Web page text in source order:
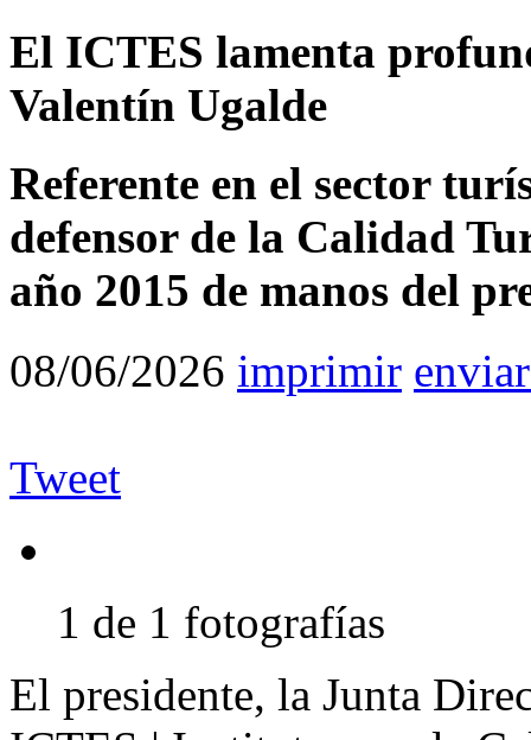
El ICTES lamenta
Valentín Ugalde
Referente en el sector
defensor de la Calidad
año 2015 de manos del
08/06/2026 imprimir
Tweet
1 de 1 fotografías
El presidente, la Junta